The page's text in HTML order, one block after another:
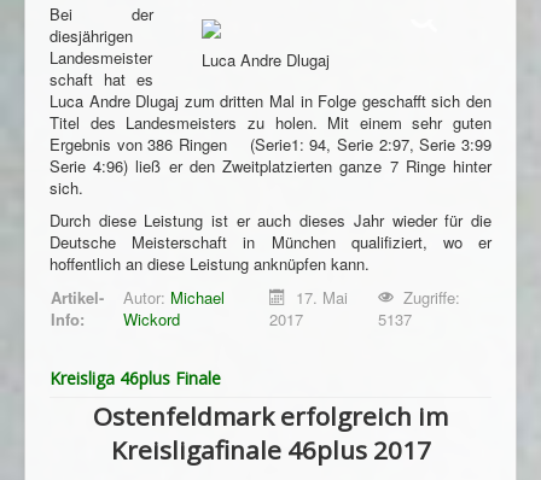
Luca Andre Dlugaj
Bei der
diesjährigen
Landesmeister
schaft hat es
Luca Andre Dlugaj zum dritten Mal in Folge geschafft sich den
Titel des Landesmeisters zu holen. Mit einem sehr guten
Ergebnis von 386 Ringen (Serie1: 94, Serie 2:97, Serie 3:99
Serie 4:96) ließ er den Zweitplatzierten ganze 7 Ringe hinter
sich.
Durch diese Leistung ist er auch dieses Jahr wieder für die
Deutsche Meisterschaft in München qualifiziert, wo er
hoffentlich an diese Leistung anknüpfen kann.
Artikel-
Info:
Autor: Michael
Wickord
17. Mai
2017
Zugriffe:
5137
Kreisliga 46plus Finale
Ostenfeldmark erfolgreich im
Kreisligafinale 46plus 2017